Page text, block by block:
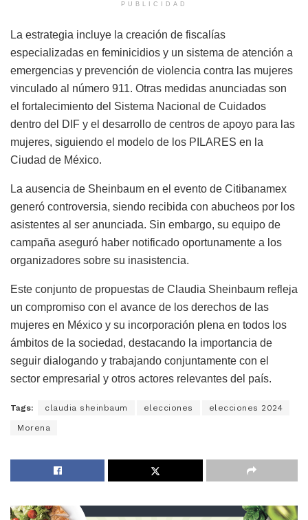
PUBLICIDAD
La estrategia incluye la creación de fiscalías
especializadas en feminicidios y un sistema de atención a
emergencias y prevención de violencia contra las mujeres
vinculado al número 911. Otras medidas anunciadas son
el fortalecimiento del Sistema Nacional de Cuidados
dentro del DIF y el desarrollo de centros de apoyo para las
mujeres, siguiendo el modelo de los PILARES en la
Ciudad de México.
La ausencia de Sheinbaum en el evento de Citibanamex
generó controversia, siendo recibida con abucheos por los
asistentes al ser anunciada. Sin embargo, su equipo de
campaña aseguró haber notificado oportunamente a los
organizadores sobre su inasistencia.
Este conjunto de propuestas de Claudia Sheinbaum refleja
un compromiso con el avance de los derechos de las
mujeres en México y su incorporación plena en todos los
ámbitos de la sociedad, destacando la importancia de
seguir dialogando y trabajando conjuntamente con el
sector empresarial y otros actores relevantes del país.
Tags: claudia sheinbaum elecciones elecciones 2024
Morena